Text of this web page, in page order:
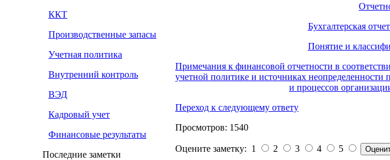
ККТ
Производственные запасы
Учетная политика
Внутренний контроль
ВЭД
Кадровый учет
Финансовые результаты
Последние заметки
Бухгалтерская
Понятие и
Примечания к финансовой отчетности в
учетной политике и источниках
и процессов
Переход к следующему ответу
Просмотров: 1540
Оцените заметку: 1 2 3 4 5